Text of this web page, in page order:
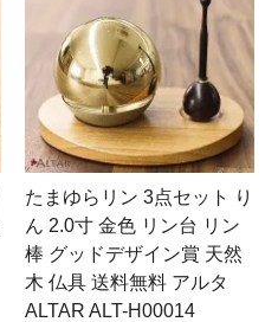
たまゆらリン 3点セット り
ん 2.0寸 金色 リン台 リン
棒 グッドデザイン賞 天然
木 仏具 送料無料 アルタ
ALTAR ALT-H00014